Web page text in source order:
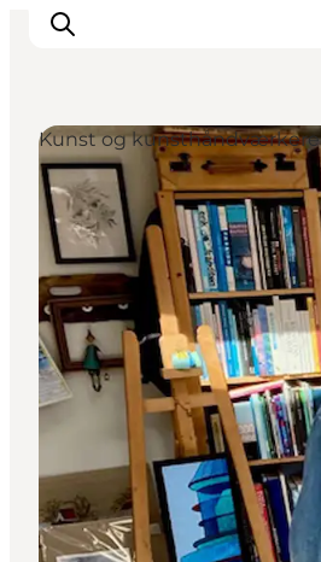
Feriesteder
Inspiration
Handicapvenlig ferie
Events
Overnatning
Planlæg din ferie
Kunst og kunsthåndværkere